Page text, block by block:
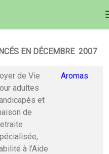
EN DÉCEMBRE 2007
de Vie
adultes
et
de
à l'Aide
Aromas